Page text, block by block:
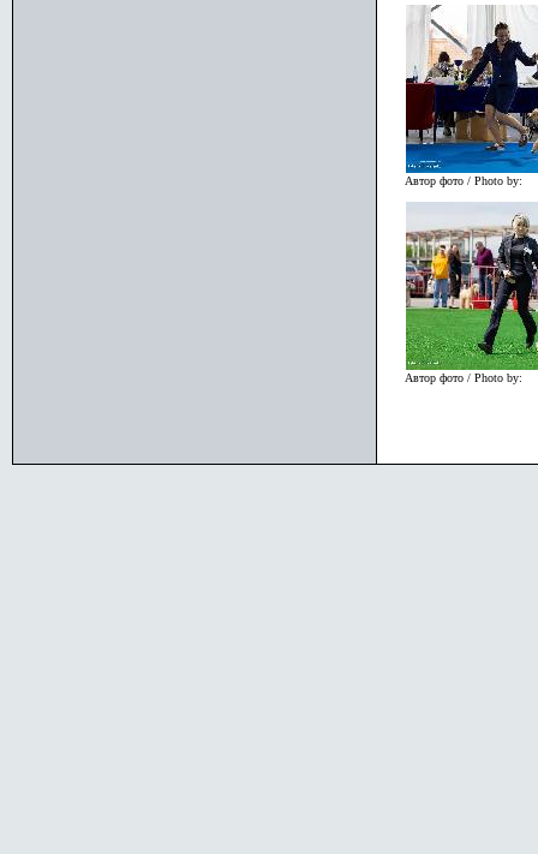
Автор фото / Photo by:
Автор фото / Photo by: